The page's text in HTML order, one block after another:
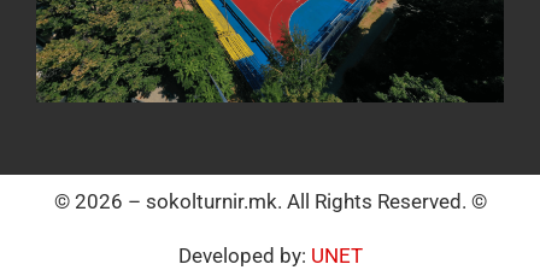
© 2026 – sokolturnir.mk. All Rights Reserved. ©
Developed by: UNET